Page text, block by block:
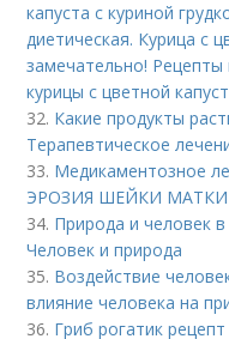
капуста с куриной
диетическая. Курица с
замечательно!
курицы с цветной
32. Какие продукты
Терапевтическое
33. Медикаментозное
ЭРОЗИЯ ШЕЙКИ МАТКИ
34. Природа и человек
Человек и природа
35. Воздействие
влияние человека на
36. Гриб рогатик